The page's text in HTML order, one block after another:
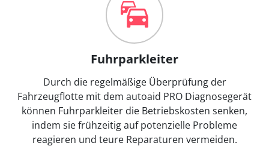
Fuhrparkleiter
Durch die regelmäßige Überprüfung der
Fahrzeugflotte mit dem autoaid PRO Diagnosegerät
können Fuhrparkleiter die Betriebskosten senken,
indem sie frühzeitig auf potenzielle Probleme
reagieren und teure Reparaturen vermeiden.